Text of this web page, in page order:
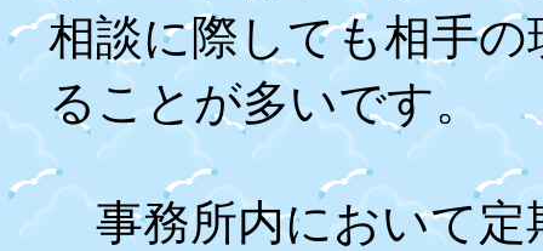
相談に際しても相手
ることが多いです。
事務所内において定